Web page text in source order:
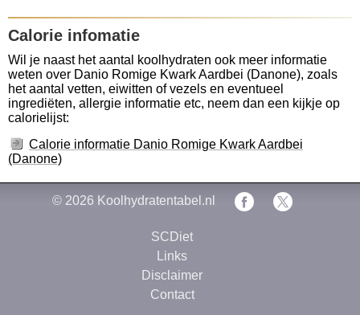
Calorie infomatie
Wil je naast het aantal koolhydraten ook meer informatie
weten over Danio Romige Kwark Aardbei (Danone), zoals
het aantal vetten, eiwitten of vezels en eventueel
ingrediëten, allergie informatie etc, neem dan een kijkje op
calorielijst:
Calorie informatie Danio Romige Kwark Aardbei
(Danone)
© 2026 Koolhydratentabel.nl
SCDiet
Links
Disclaimer
Contact